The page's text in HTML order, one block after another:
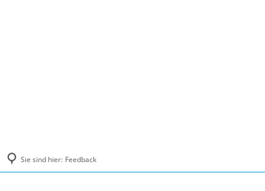
Sie sind hier: Feedback